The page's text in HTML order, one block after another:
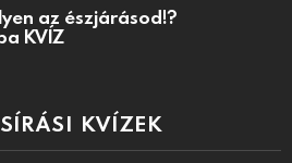
az észjárásod!?
KVÍZ
KVÍZEK